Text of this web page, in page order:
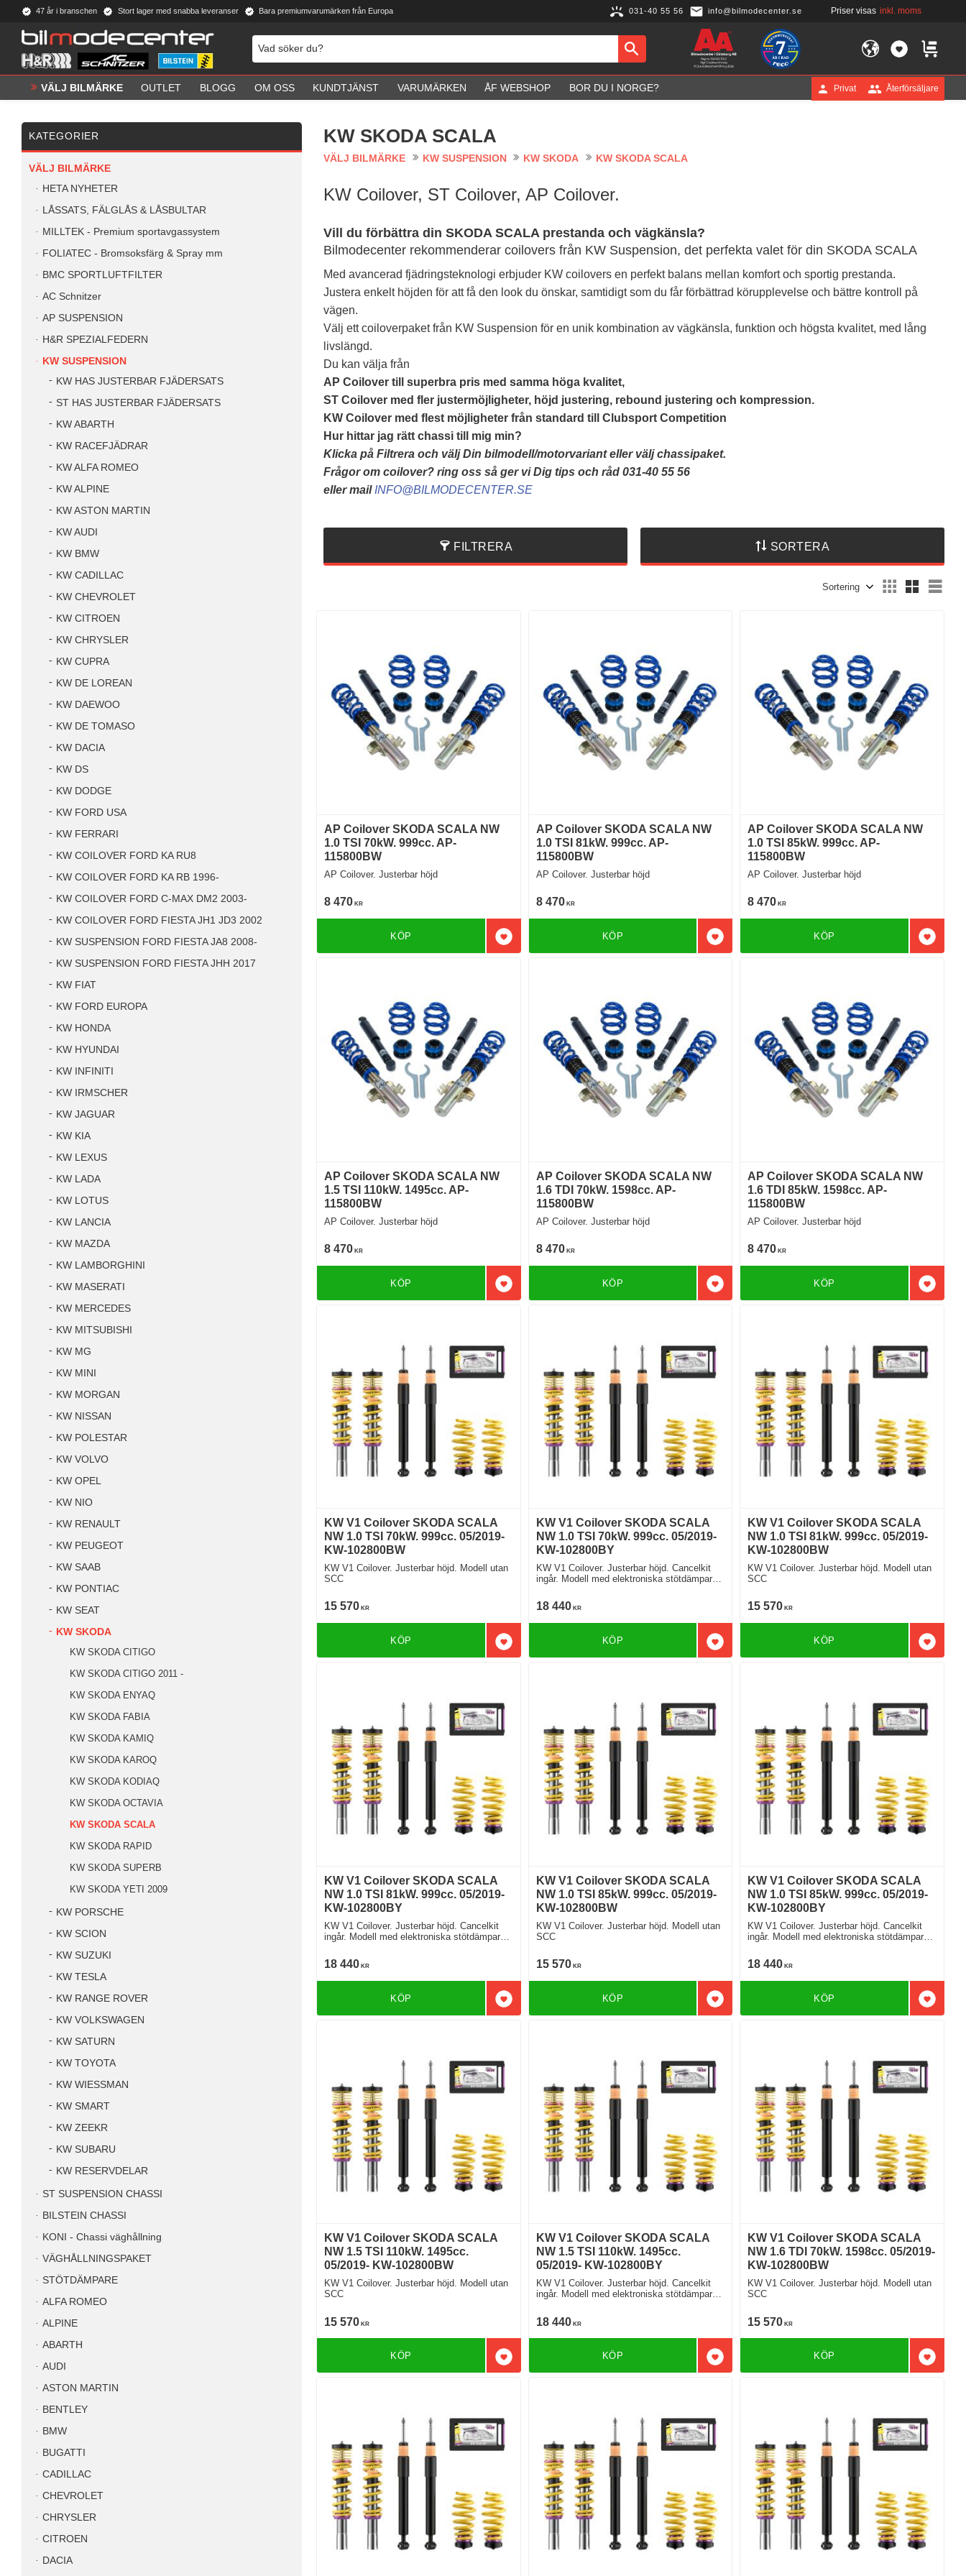
47 år i branschen Stort lager med snabba leveranser Bara premiumvarumärken från Europa 031-40 55 56 info@bilmodecenter.se Priser visas inkl. moms
Privat Återförsäljare
FAVORITER
VÄLJ BILMÄRKE OUTLET BLOGG OM OSS KUNDTJÄNST VARUMÄRKEN ÅF WEBSHOP BOR DU I NORGE?
KW SKODA SCALA
VÄLJ BILMÄRKE KW SUSPENSION KW SKODA KW SKODA SCALA
KW Coilover, ST Coilover, AP Coilover.
Vill du förbättra din SKODA SCALA prestanda och vägkänsla?
Bilmodecenter rekommenderar coilovers från KW Suspension, det perfekta valet för din SKODA SCALA
Med avancerad fjädringsteknologi erbjuder KW coilovers en perfekt balans mellan komfort och sportig prestanda.
Justera enkelt höjden för att få den look du önskar, samtidigt som du får förbättrad körupplevelse och bättre kontroll på
vägen.
Välj ett coiloverpaket från KW Suspension för en unik kombination av vägkänsla, funktion och högsta kvalitet, med lång
livslängd.
Du kan välja från
AP Coilover till superbra pris med samma höga kvalitet,
ST Coilover med fler justermöjligheter, höjd justering, rebound justering och kompression.
KW Coilover med flest möjligheter från standard till Clubsport Competition
Hur hittar jag rätt chassi till mig min?
Klicka på Filtrera och välj Din bilmodell/motorvariant eller välj chassipaket.
Frågor om coilover? ring oss så ger vi Dig tips och råd 031-40 55 56
eller mail INFO@BILMODECENTER.SE
FILTRERA SORTERA
AP Coilover SKODA SCALA NW
1.0 TSI 70kW. 999cc. AP-
115800BW
AP Coilover. Justerbar höjd
8 470 KR
Lägg till i favoriter
KÖP
AP Coilover SKODA SCALA NW
1.0 TSI 81kW. 999cc. AP-
115800BW
AP Coilover. Justerbar höjd
8 470KR
Lägg till i favoriter
KÖP
AP Coilover SKODA SCALA NW
1.0 TSI 85kW. 999cc. AP-
115800BW
AP Coilover. Justerbar höjd
8 470 KR
Lägg
KÖP
AP Coilover SKODA SCALA NW
1.5 TSI 110kW. 1495cc. AP-
115800BW
AP Coilover. Justerbar höjd
8 470 KR
Lägg till i favoriter
KÖP
AP Coilover SKODA SCALA NW
1.6 TDI 70kW. 1598cc. AP-
115800BW
AP Coilover. Justerbar höjd
8 470KR
Lägg till i favoriter
KÖP
AP Coilover SKODA SCALA NW
1.6 TDI 85kW. 1598cc. AP-
115800BW
AP Coilover. Justerbar höjd
8 470 KR
Lägg
KÖP
KW V1 Coilover SKODA SCALA
NW 1.0 TSI 70kW. 999cc. 05/2019-
KW-102800BW
KW V1 Coilover. Justerbar höjd. Modell utan
SCC
15 570 KR
Lägg till i favoriter
KÖP
KW V1 Coilover SKODA SCALA
NW 1.0 TSI 70kW. 999cc. 05/2019-
KW-102800BY
KW V1 Coilover. Justerbar höjd. Cancelkit
ingår. Modell med elektroniska stötdämpare
18 440KR
Lägg till i favoriter
KÖP
KW V1 Coilover SKODA SCALA
NW 1.0 TSI 81kW. 999cc. 05/2019-
KW-102800BW
KW V1 Coilover. Justerbar höjd. Modell utan
SCC
15 570 KR
Lägg
KÖP
KW V1 Coilover SKODA SCALA
NW 1.0 TSI 81kW. 999cc. 05/2019-
KW-102800BY
KW V1 Coilover. Justerbar höjd. Cancelkit
ingår. Modell med elektroniska stötdämpare
18 440 KR
Lägg till i favoriter
KÖP
KW V1 Coilover SKODA SCALA
NW 1.0 TSI 85kW. 999cc. 05/2019-
KW-102800BW
KW V1 Coilover. Justerbar höjd. Modell utan
SCC
15 570KR
Lägg till i favoriter
KÖP
KW V1 Coilover SKODA SCALA
NW 1.0 TSI 85kW. 999cc. 05/2019-
KW-102800BY
KW V1 Coilover. Justerbar höjd. Cancelkit
ingår. Modell med elektroniska stötdämpare
18 440 KR
Lägg
KÖP
KW V1 Coilover SKODA SCALA
NW 1.5 TSI 110kW. 1495cc.
05/2019- KW-102800BW
KW V1 Coilover. Justerbar höjd. Modell utan
SCC
15 570 KR
Lägg till i favoriter
KÖP
KW V1 Coilover SKODA SCALA
NW 1.5 TSI 110kW. 1495cc.
05/2019- KW-102800BY
KW V1 Coilover. Justerbar höjd. Cancelkit
ingår. Modell med elektroniska stötdämpare
18 440KR
Lägg till i favoriter
KÖP
KW V1 Coilover SKODA SCALA
NW 1.6 TDI 70kW. 1598cc. 05/2019-
KW-102800BW
KW V1 Coilover. Justerbar höjd. Modell utan
SCC
15 570 KR
Lägg
KÖP
KATEGORIER
VÄLJ BILMÄRKE
HETA NYHETER
LÅSSATS, FÄLGLÅS & LÅSBULTAR
MILLTEK - Premium sportavgassystem
FOLIATEC - Bromsoksfärg & Spray mm
BMC SPORTLUFTFILTER
AC Schnitzer
AP SUSPENSION
H&R SPEZIALFEDERN
KW SUSPENSION
KW HAS JUSTERBAR FJÄDERSATS
ST HAS JUSTERBAR FJÄDERSATS
KW ABARTH
KW RACEFJÄDRAR
KW ALFA ROMEO
KW ALPINE
KW ASTON MARTIN
KW AUDI
KW BMW
KW CADILLAC
KW CHEVROLET
KW CITROEN
KW CHRYSLER
KW CUPRA
KW DE LOREAN
KW DAEWOO
KW DE TOMASO
KW DACIA
KW DS
KW DODGE
KW FORD USA
KW FERRARI
KW COILOVER FORD KA RU8
KW COILOVER FORD KA RB 1996-
KW COILOVER FORD C-MAX DM2 2003-
KW COILOVER FORD FIESTA JH1 JD3 2002
KW SUSPENSION FORD FIESTA JA8 2008-
KW SUSPENSION FORD FIESTA JHH 2017
KW FIAT
KW FORD EUROPA
KW HONDA
KW HYUNDAI
KW INFINITI
KW IRMSCHER
KW JAGUAR
KW KIA
KW LEXUS
KW LADA
KW LOTUS
KW LANCIA
KW MAZDA
KW LAMBORGHINI
KW MASERATI
KW MERCEDES
KW MITSUBISHI
KW MG
KW MINI
KW MORGAN
KW NISSAN
KW POLESTAR
KW VOLVO
KW OPEL
KW NIO
KW RENAULT
KW PEUGEOT
KW SAAB
KW PONTIAC
KW SEAT
KW SKODA
KW SKODA CITIGO
KW SKODA CITIGO 2011 -
KW SKODA ENYAQ
KW SKODA FABIA
KW SKODA KAMIQ
KW SKODA KAROQ
KW SKODA KODIAQ
KW SKODA OCTAVIA
KW SKODA SCALA
KW SKODA RAPID
KW SKODA SUPERB
KW SKODA YETI 2009
KW PORSCHE
KW SCION
KW SUZUKI
KW TESLA
KW RANGE ROVER
KW VOLKSWAGEN
KW SATURN
KW TOYOTA
KW WIESSMAN
KW SMART
KW ZEEKR
KW SUBARU
KW RESERVDELAR
ST SUSPENSION CHASSI
BILSTEIN CHASSI
KONI - Chassi väghållning
VÄGHÅLLNINGSPAKET
STÖTDÄMPARE
ALFA ROMEO
ALPINE
ABARTH
AUDI
ASTON MARTIN
BENTLEY
BMW
BUGATTI
CADILLAC
CHEVROLET
CHRYSLER
CITROEN
DACIA